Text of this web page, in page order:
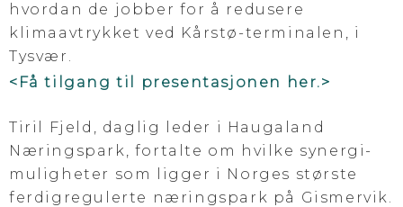
hvordan de jobber for å redusere
klimaavtrykket ved Kårstø-terminalen, i
Tysvær.
<Få tilgang til presentasjonen her.>
Tiril Fjeld, daglig leder i Haugaland
Næringspark, fortalte om hvilke synergi-
muligheter som ligger i Norges største
ferdigregulerte næringspark på Gismervik.